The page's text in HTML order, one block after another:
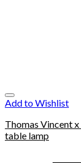
Add to Wishlist
Thomas Vincent
table lamp